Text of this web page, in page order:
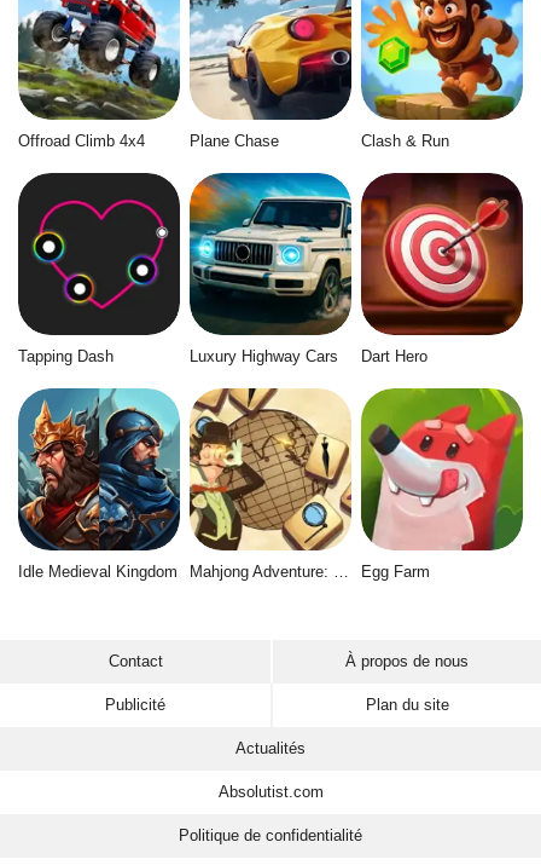
Offroad Climb 4x4 Plane Chase Clash & Run
Tapping Dash Luxury Highway Cars Dart Hero
Idle Medieval Kingdom Mahjong Adventure: World Quest Egg Farm
Contact À propos de nous
Publicité Plan du site
Actualités
Absolutist.com
Politique de confidentialité